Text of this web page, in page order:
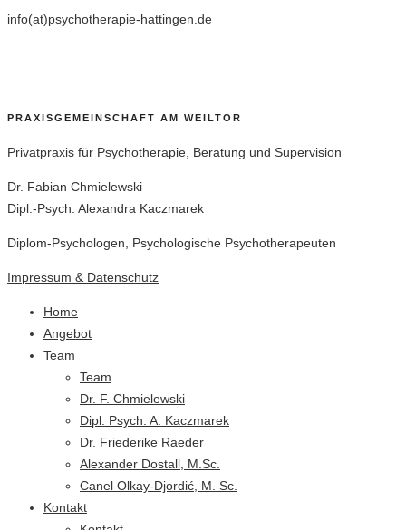
info(at)psychotherapie-hattingen.de
PRAXISGEMEINSCHAFT AM WEILTOR
Privatpraxis für Psychotherapie, Beratung und Supervision
Dr. Fabian Chmielewski
Dipl.-Psych. Alexandra Kaczmarek
Diplom-Psychologen, Psychologische Psychotherapeuten
Impressum & Datenschutz
Home
Angebot
Team
Team
Dr. F. Chmielewski
Dipl. Psych. A. Kaczmarek
Dr. Friederike Raeder
Alexander Dostall, M.Sc.
Canel Olkay-Djordić, M. Sc.
Kontakt